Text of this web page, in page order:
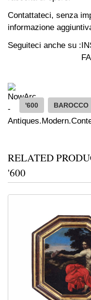
Contattateci, senza
informazione
Seguiteci anche su :
'600 BAROCCO
RELATED
'600